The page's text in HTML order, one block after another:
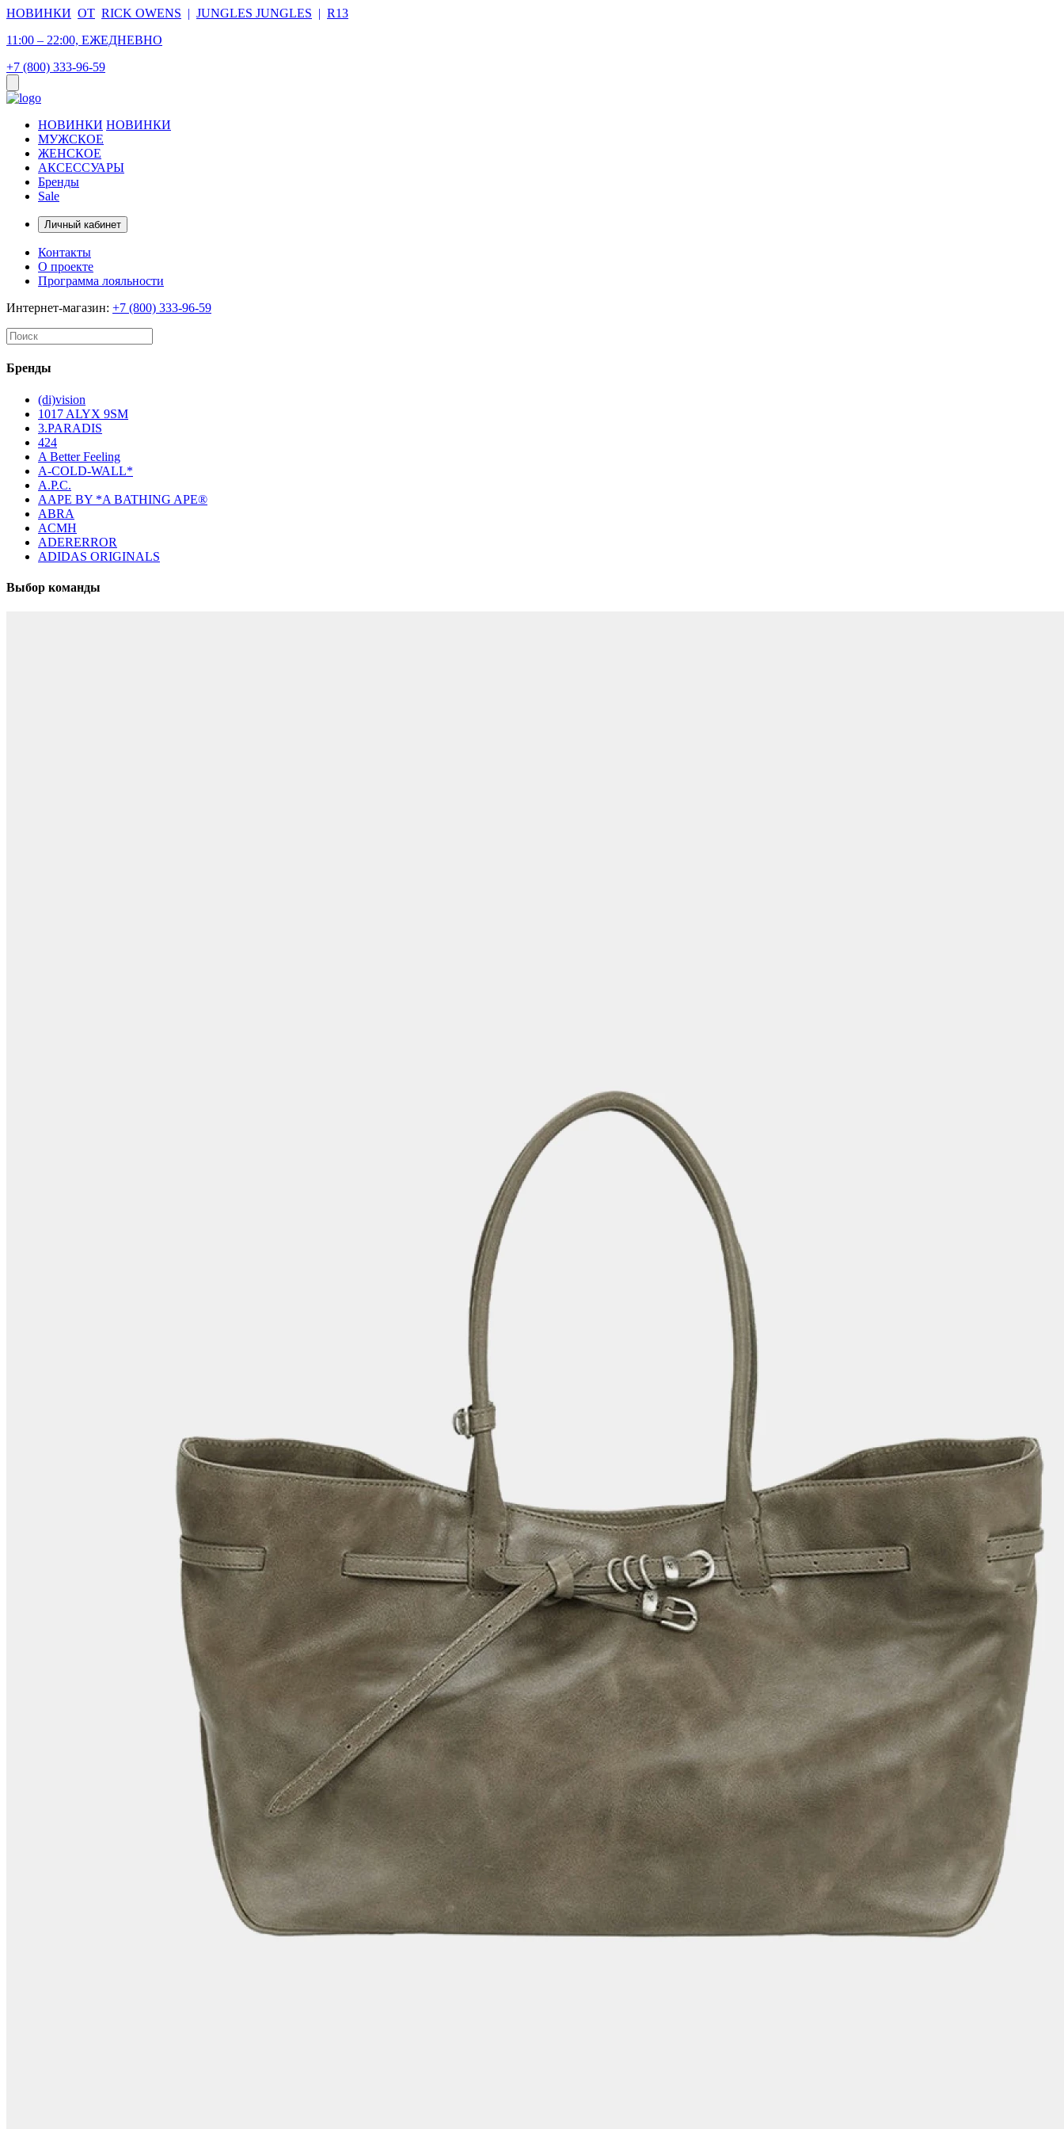
НОВИНКИ ОТ RICK OWENS | JUNGLES JUNGLES | R13
11:00 – 22:00, ЕЖЕДНЕВНО
+7 (800) 333-96-59
НОВИНКИ НОВИНКИ
МУЖСКОЕ
ЖЕНСКОЕ
АКСЕССУАРЫ
Бренды
Sale
Личный кабинет
Контакты
О проекте
Программа лояльности
Интернет-магазин: +7 (800) 333-96-59
Бренды
(di)vision
1017 ALYX 9SM
3.PARADIS
424
A Better Feeling
A-COLD-WALL*
A.P.C.
AAPE BY *A BATHING APE®
ABRA
ACMH
ADERERROR
ADIDAS ORIGINALS
Выбор команды